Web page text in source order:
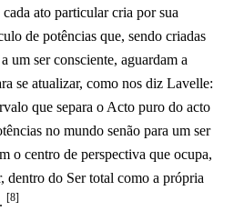
ato particular cria por sua
de potências que, sendo criadas
um ser consciente, aguardam a
se atualizar, como nos diz Lavelle:
que separa o Acto puro do acto
no mundo senão para um ser
o centro de perspectiva que ocupa,
dentro do Ser total como a própria
[8]